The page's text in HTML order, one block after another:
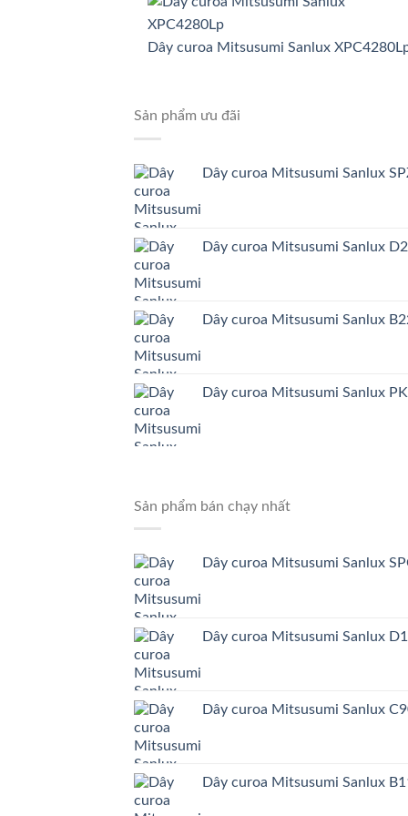
Dây curoa Mitsusumi Sanlux
Sản phẩm ưu đãi
Dây curoa Mitsusumi Sanlux
Dây curoa Mitsusumi Sanlux
Dây curoa Mitsusumi Sanlux
Dây curoa Mitsusumi Sanlux
Sản phẩm bán chạy nhất
Dây curoa Mitsusumi Sanlux
Dây curoa Mitsusumi Sanlux
Dây curoa Mitsusumi Sanlux
Dây curoa Mitsusumi Sanlux